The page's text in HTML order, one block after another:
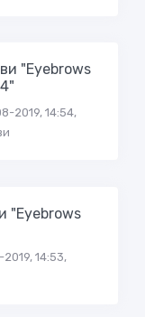
"Eyebrows
2019, 14:54,
"Eyebrows
14:53,